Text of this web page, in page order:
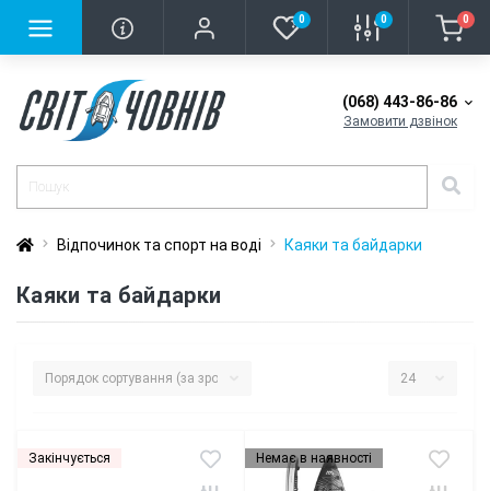
0 0 0
(068) 443-86-86
Замовити дзвінок
Відпочинок та спорт на воді Каяки та байдарки
Каяки та байдарки
Закінчується Немає в наявності